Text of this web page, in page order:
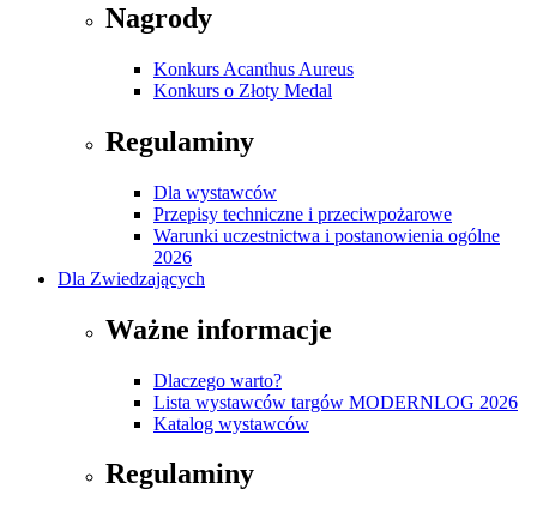
Nagrody
Konkurs Acanthus Aureus
Konkurs o Złoty Medal
Regulaminy
Dla wystawców
Przepisy techniczne i przeciwpożarowe
Warunki uczestnictwa i postanowienia ogólne
2026
Dla Zwiedzających
Ważne informacje
Dlaczego warto?
Lista wystawców targów MODERNLOG 2026
Katalog wystawców
Regulaminy